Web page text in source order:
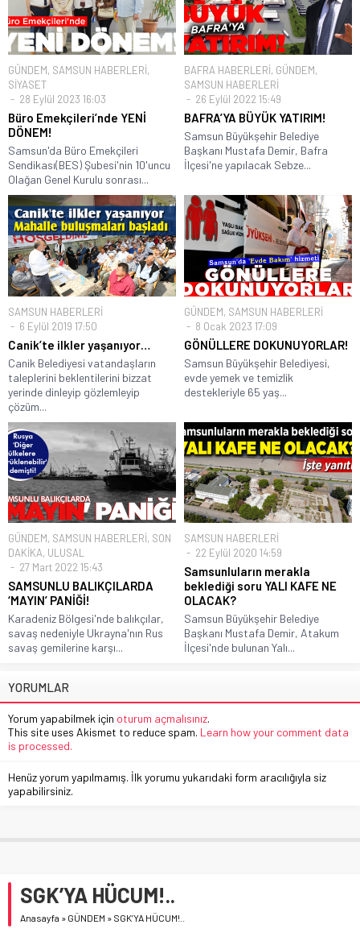
GÜNDEM, SAMSUN HABERLERİ,
SİYASET
28 Eylül 2023 16:03
Büro Emekçileri’nde YENİ
DÖNEM!
Samsun'da Büro Emekçileri
Sendikası(BES) Şubesi'nin 10'uncu
Olağan Genel Kurulu sonrası...
BAFRA HABERLERİ, GÜNDEM,
SAMSUN HABERLERİ
26 Eylül 2022 15:49
BAFRA’YA BÜYÜK YATIRIM!
Samsun Büyükşehir Belediye
Başkanı Mustafa Demir, Bafra
İlçesi'ne yapılacak Sebze...
SAMSUN HABERLERİ
6 Eylül 2019 17:50
Canik’te ilkler yaşanıyor…
Canik Belediyesi vatandaşların
taleplerini beklentilerini bizzat
yerinde dinleyip gözlemleyip
çözüm...
GÜNDEM, SAMSUN HABERLERİ
8 Ocak 2023 17:09
GÖNÜLLERE DOKUNUYORLAR!
Samsun Büyükşehir Belediyesi,
evde yemek ve temizlik
destekleriyle 65 yaş...
GÜNDEM, SAMSUN HABERLERİ, SON
DAKİKA, ULUSAL
27 Mart 2022 15:43
SAMSUNLU BALIKÇILARDA
‘MAYIN’ PANİĞİ!
Karadeniz Bölgesi'nde balıkçılar,
savaş nedeniyle Ukrayna'nın Rus
savaş gemilerine karşı...
SAMSUN HABERLERİ
22 Eylül 2020 14:59
Samsunluların merakla
beklediği soru YALI KAFE NE
OLACAK?
Samsun Büyükşehir Belediye
Başkanı Mustafa Demir, Atakum
İlçesi'nde bulunan Yalı...
YORUMLAR
Yorum yapabilmek için oturum açmalısınız.
This site uses Akismet to reduce spam. Learn how your comment data
is processed.
Henüz yorum yapılmamış. İlk yorumu yukarıdaki form aracılığıyla siz
yapabilirsiniz.
SGK’YA HÜCUM!..
Anasayfa » GÜNDEM » SGK’YA HÜCUM!..